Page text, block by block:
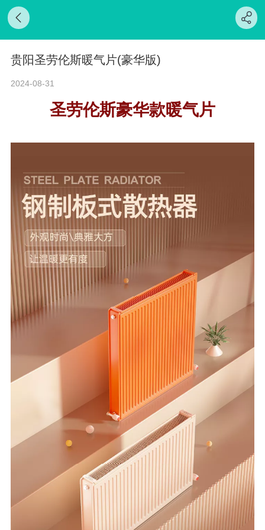
贵阳圣劳伦斯暖气片(豪华版)
2024-08-31
圣劳伦斯豪华款暖气片